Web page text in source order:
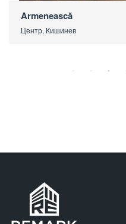
Armenească
Центр, Кишинев